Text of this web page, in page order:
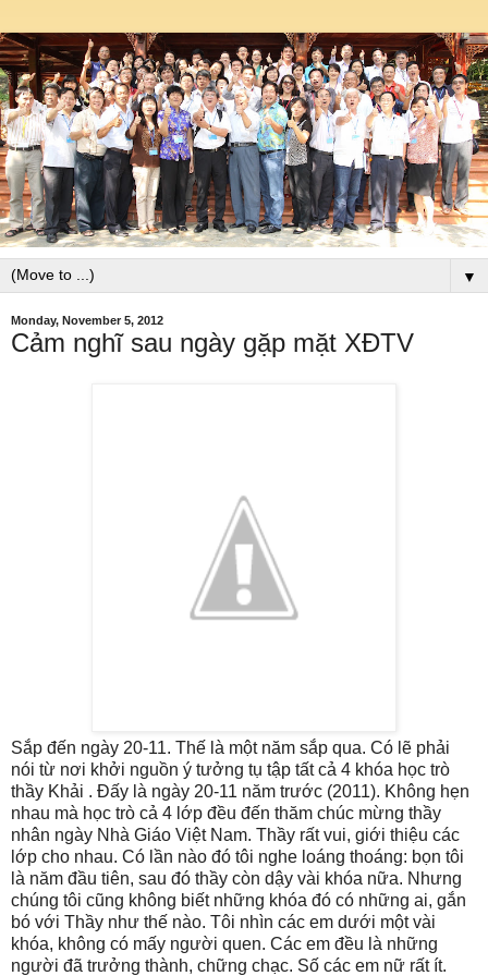
▼
Monday, November 5, 2012
Cảm nghĩ sau ngày gặp mặt XĐTV
Sắp đến ngày 20-11. Thế là một năm sắp qua. Có lẽ phải
nói từ nơi khởi nguồn ý tưởng tụ tập tất cả 4 khóa học trò
thầy Khải . Đấy là ngày 20-11 năm trước (2011). Không hẹn
nhau mà học trò cả 4 lớp đều đến thăm chúc mừng thầy
nhân ngày Nhà Giáo Việt Nam. Thầy rất vui, giới thiệu các
lớp cho nhau. Có lần nào đó tôi nghe loáng thoáng: bọn tôi
là năm đầu tiên, sau đó thầy còn dậy vài khóa nữa. Nhưng
chúng tôi cũng không biết những khóa đó có những ai, gắn
bó với Thầy như thế nào. Tôi nhìn các em dưới một vài
khóa, không có mấy người quen. Các em đều là những
người đã trưởng thành, chững chạc. Số các em nữ rất ít.